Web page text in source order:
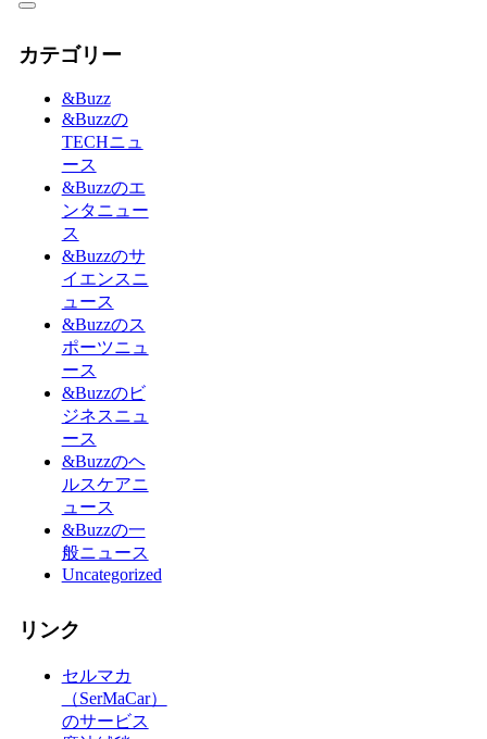
カテゴリー
&Buzz
&Buzzの
TECHニュ
ース
&Buzzのエ
ンタニュー
ス
&Buzzのサ
イエンスニ
ュース
&Buzzのス
ポーツニュ
ース
&Buzzのビ
ジネスニュ
ース
&Buzzのヘ
ルスケアニ
ュース
&Buzzの一
般ニュース
Uncategorized
リンク
セルマカ
（SerMaCar）
のサービス